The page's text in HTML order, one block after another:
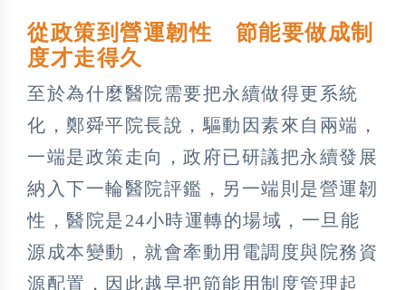
從政策到營運韌性 節能要做成制
度才走得久
至於為什麼醫院需要把永續做得更系統
化，鄭舜平院長說，驅動因素來自兩端，
一端是政策走向，政府已研議把永續發展
納入下一輪醫院評鑑，另一端則是營運韌
性，醫院是24小時運轉的場域，一旦能
源成本變動，就會牽動用電調度與院務資
源配置，因此越早把節能用制度管理起